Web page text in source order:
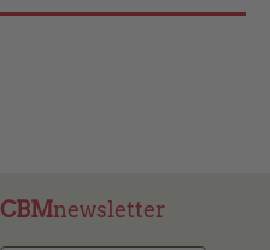
CBMnewsletter